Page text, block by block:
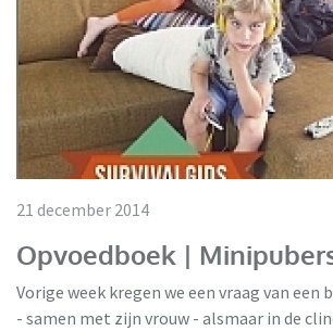
21 december 2014
Opvoedboek |
Vorige week kregen we een vraag van een
- samen met zijn vrouw - alsmaar in de